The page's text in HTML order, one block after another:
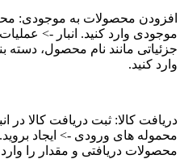
افزودن محصولات به موجودی:
موجودی وارد کنید. انبار ->
جزئیاتی مانند نام محصول، دسته
وارد کنید.
دریافت کالا: ثبت دریافت کالا در
محموله های ورودی -> ایجاد بروید.
محصولات دریافتی و مقدار را وارد